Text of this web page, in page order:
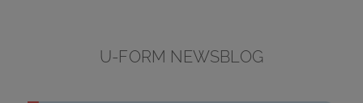
U-FORM NEWSBLOG